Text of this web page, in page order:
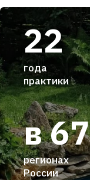
22
года
практики
в 67
регионах
России